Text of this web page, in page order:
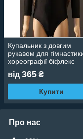
Купальник з довгим
рукавом для
хореографії біфлекс
від 365 ₴
Купити
Про нас